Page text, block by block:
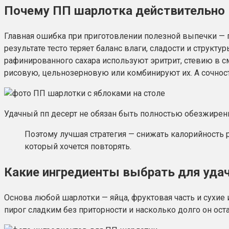
Почему ПП шарлотка
Главная ошибка при приготовлении полезной выпечки
результате тесто теряет баланс влаги, сладости и
рафинированного сахара используют эритрит, стевию
рисовую, цельнозерновую или комбинируют их. А
Удачный пп десерт не обязан быть полностью
Поэтому лучшая стратегия — снижать
который хочется повторять.
Какие ингредиенты выбрать для
Основа любой шарлотки — яйца, фруктовая часть и
пирог сладким без приторности и насколько долго он